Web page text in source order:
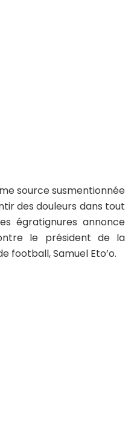
source susmentionnée
des douleurs dans tout
égratignures annonce
le président de la
football, Samuel Eto’o.